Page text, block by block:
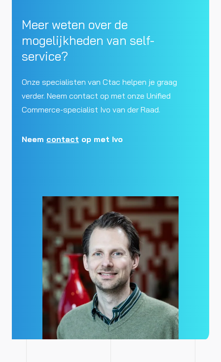
Meer weten over de
mogelijkheden van self-
service?
Onze specialisten van Ctac helpen je graag
verder. Neem contact op met onze Unified
Commerce-specialist Ivo van der Raad.
Neem contact op met Ivo